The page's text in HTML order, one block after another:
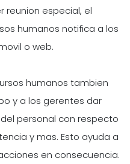
reunion especial, el
humanos notifica a los
o web.
humanos tambien
y a los gerentes dar
personal con respecto
y mas. Esto ayuda a
en consecuencia.